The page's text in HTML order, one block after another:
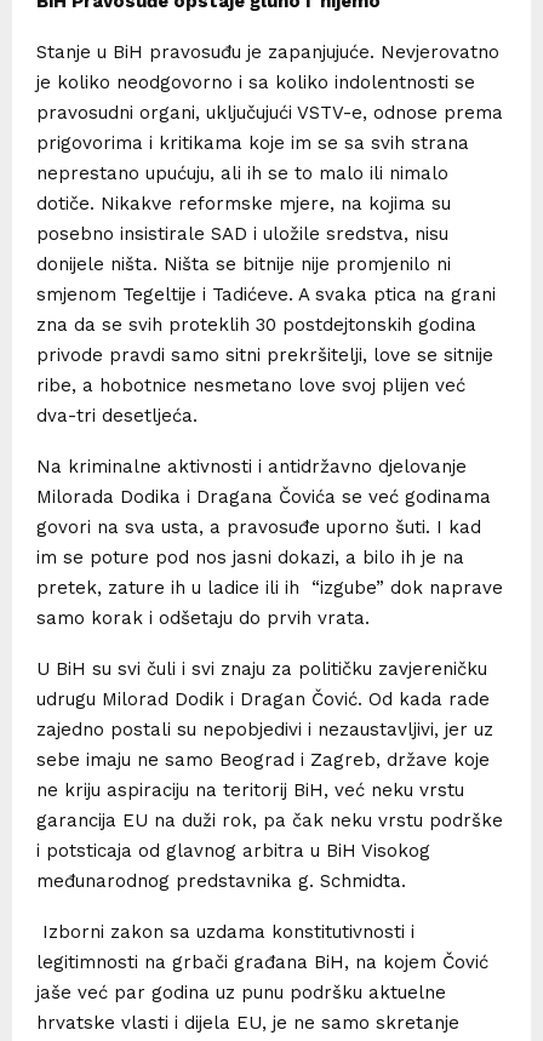
Stanje u BiH pravosuđu je zapanjujuće. Nevjerovatno
je koliko neodgovorno i sa koliko indolentnosti se
pravosudni organi, uključujući VSTV-e, odnose prema
prigovorima i kritikama koje im se sa svih strana
neprestano upućuju, ali ih se to malo ili nimalo
dotiče. Nikakve reformske mjere, na kojima su
posebno insistirale SAD i uložile sredstva, nisu
donijele ništa. Ništa se bitnije nije promjenilo ni
smjenom Tegeltije i Tadićeve. A svaka ptica na grani
zna da se svih proteklih 30 postdejtonskih godina
privode pravdi samo sitni prekršitelji, love se sitnije
ribe, a hobotnice nesmetano love svoj plijen već
dva-tri desetljeća.
Na kriminalne aktivnosti i antidržavno djelovanje
Milorada Dodika i Dragana Čovića se već godinama
govori na sva usta, a pravosuđe uporno šuti. I kad
im se poture pod nos jasni dokazi, a bilo ih je na
pretek, zature ih u ladice ili ih “izgube” dok naprave
samo korak i odšetaju do prvih vrata.
U BiH su svi čuli i svi znaju za političku zavjereničku
udrugu Milorad Dodik i Dragan Čović. Od kada rade
zajedno postali su nepobjedivi i nezaustavljivi, jer uz
sebe imaju ne samo Beograd i Zagreb, države koje
ne kriju aspiraciju na teritorij BiH, već neku vrstu
garancija EU na duži rok, pa čak neku vrstu podrške
i potsticaja od glavnog arbitra u BiH Visokog
međunarodnog predstavnika g. Schmidta.
Izborni zakon sa uzdama konstitutivnosti i
legitimnosti na grbači građana BiH, na kojem Čović
jaše već par godina uz punu podršku aktuelne
hrvatske vlasti i dijela EU, je ne samo skretanje